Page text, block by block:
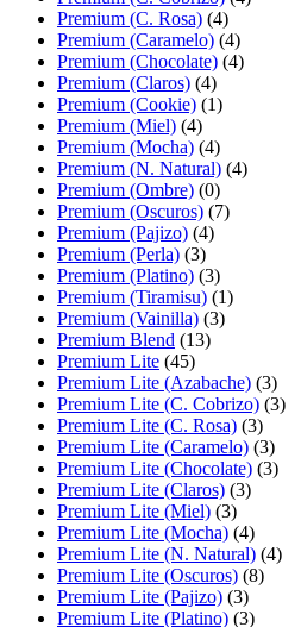
Premium (C. Rosa) (4)
Premium (Caramelo) (4)
Premium (Chocolate) (4)
Premium (Claros) (4)
Premium (Cookie) (1)
Premium (Miel) (4)
Premium (Mocha) (4)
Premium (N. Natural) (4)
Premium (Ombre) (0)
Premium (Oscuros) (7)
Premium (Pajizo) (4)
Premium (Perla) (3)
Premium (Platino) (3)
Premium (Tiramisu) (1)
Premium (Vainilla) (3)
Premium Blend (13)
Premium Lite (45)
Premium Lite (Azabache) (3)
Premium Lite (C. Cobrizo) (3)
Premium Lite (C. Rosa) (3)
Premium Lite (Caramelo) (3)
Premium Lite (Chocolate) (3)
Premium Lite (Claros) (3)
Premium Lite (Miel) (3)
Premium Lite (Mocha) (4)
Premium Lite (N. Natural) (4)
Premium Lite (Oscuros) (8)
Premium Lite (Pajizo) (3)
Premium Lite (Platino) (3)